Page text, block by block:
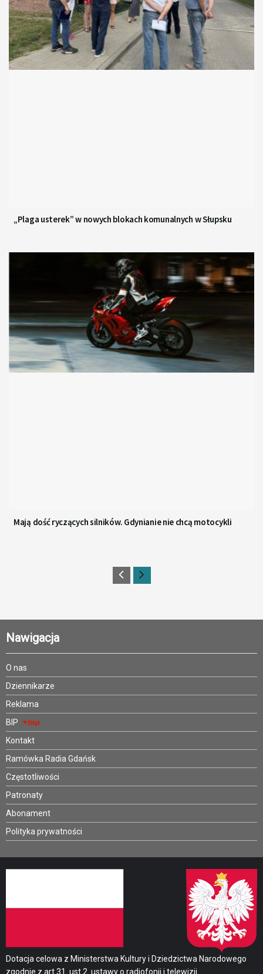
„Plaga usterek” w nowych blokach komunalnych w Słupsku
Mają dość ryczących silników. Gdynianie nie chcą motocykli
Nawigacja
O nas
Dziennikarze
Reklama
BIP
Kontakt
Ramówka Radia Gdańsk
Częstotliwości
Patronaty
Abonament
Polityka prywatności
Dotacja celowa z Ministerstwa Kultury i Dziedzictwa Narodowego
zgodnie z art.31. ust.2. ustawy o radiofonii i telewizji.